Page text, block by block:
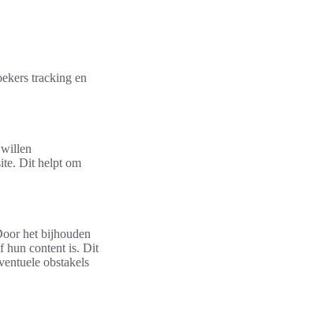
tracking en
willen
Dit helpt om
het bijhouden
hun content is. Dit
obstakels